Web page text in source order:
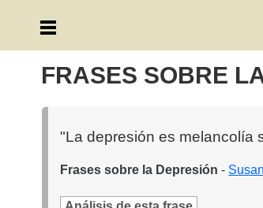
FRASES SOBRE
"La depresión es melancolía
Frases sobre la Depresión -